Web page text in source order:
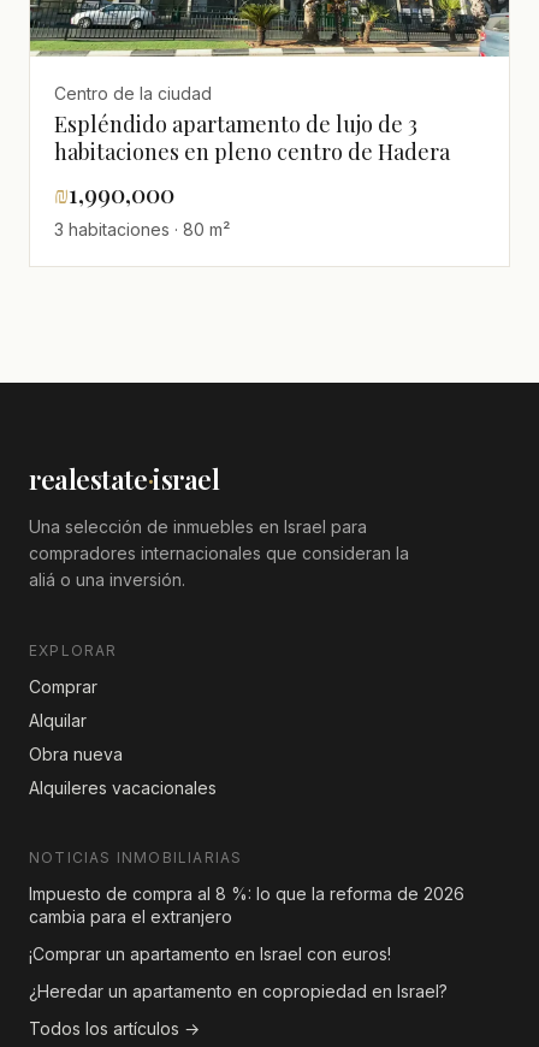
Centro de la ciudad
Espléndido apartamento de lujo de 3
habitaciones en pleno centro de Hadera
₪1,990,000
3 habitaciones · 80 m²
realestate·israel
Una selección de inmuebles en Israel para
compradores internacionales que consideran la
aliá o una inversión.
EXPLORAR
Comprar
Alquilar
Obra nueva
Alquileres vacacionales
NOTICIAS INMOBILIARIAS
Impuesto de compra al 8 %: lo que la reforma de 2026
cambia para el extranjero
¡Comprar un apartamento en Israel con euros!
¿Heredar un apartamento en copropiedad en Israel?
Todos los artículos →